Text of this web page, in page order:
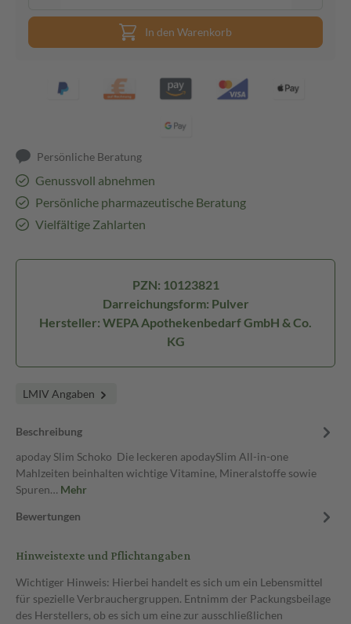
In den Warenkorb
Persönliche Beratung
Genussvoll abnehmen
Persönliche pharmazeutische Beratung
Vielfältige Zahlarten
PZN: 10123821
Darreichungsform: Pulver
Hersteller: WEPA Apothekenbedarf GmbH & Co.
KG
LMIV Angaben
Beschreibung
apoday Slim Schoko Die leckeren apodaySlim All-in-one
Mahlzeiten beinhalten wichtige Vitamine, Mineralstoffe sowie
Spuren… Mehr
Bewertungen
Hinweistexte und Pflichtangaben
Wichtiger Hinweis: Hierbei handelt es sich um ein Lebensmittel
für spezielle Verbrauchergruppen. Entnimm der Packungsbeilage
des Herstellers, ob es sich um eine zur ausschließlichen